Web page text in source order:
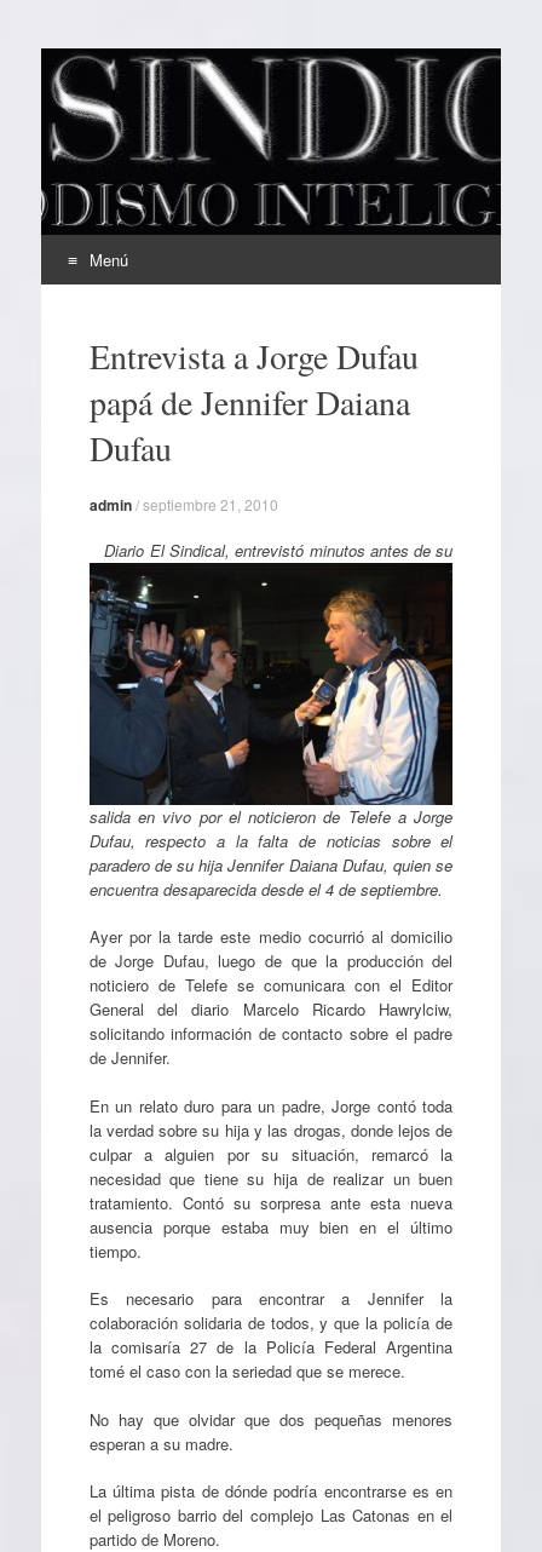
EL SINDICAL
Periodismo Inteligente
Menú
contenidoEntrevista a Jorge Dufau
papá de Jennifer Daiana
Dufau
admin/septiembre 21, 2010
Diario El Sindical, entrevistó minutos antes de su
salida en vivo por el noticieron de Telefe a Jorge
Dufau, respecto a la falta de noticias sobre el
paradero de su hija Jennifer Daiana Dufau, quien se
encuentra desaparecida desde el 4 de septiembre.
Ayer por la tarde este medio cocurrió al domicilio
de Jorge Dufau, luego de que la producción del
noticiero de Telefe se comunicara con el Editor
General del diario Marcelo Ricardo Hawrylciw,
solicitando información de contacto sobre el padre
de Jennifer.
En un relato duro para un padre, Jorge contó toda
la verdad sobre su hija y las drogas, donde lejos de
culpar a alguien por su situación, remarcó la
necesidad que tiene su hija de realizar un buen
tratamiento. Contó su sorpresa ante esta nueva
ausencia porque estaba muy bien en el último
tiempo.
Es necesario para encontrar a Jennifer la
colaboración solidaria de todos, y que la policía de
la comisaría 27 de la Policía Federal Argentina
tomé el caso con la seriedad que se merece.
No hay que olvidar que dos pequeñas menores
esperan a su madre.
La última pista de dónde podría encontrarse es en
el peligroso barrio del complejo Las Catonas en el
partido de Moreno.